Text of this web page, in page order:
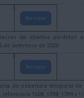
Amosar
de obxetos perdidos
de setembro de 2020
Amosar
de cobertura temporal
1608, 1398, 1399 y